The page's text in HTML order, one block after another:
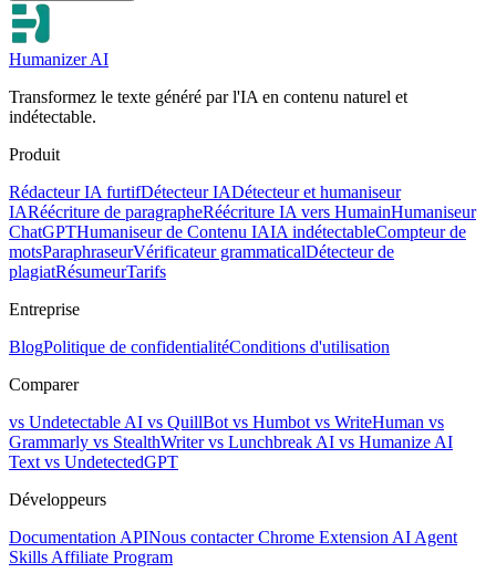
Humanizer AI
Transformez le texte généré par l'IA en contenu naturel et
indétectable.
Produit
Rédacteur IA furtifDétecteur IADétecteur et humaniseur
IARéécriture de paragrapheRéécriture IA vers HumainHumaniseur
ChatGPTHumaniseur de Contenu IAIA indétectableCompteur de
motsParaphraseurVérificateur grammaticalDétecteur de
plagiatRésumeurTarifs
Entreprise
BlogPolitique de confidentialitéConditions d'utilisation
Comparer
vs Undetectable AI vs QuillBot vs Humbot vs WriteHuman vs
Grammarly vs StealthWritervs Lunchbreak AI vs Humanize AI
Text vs UndetectedGPT
Développeurs
Documentation APINous contacterChrome Extension AI Agent
Skills Affiliate Program